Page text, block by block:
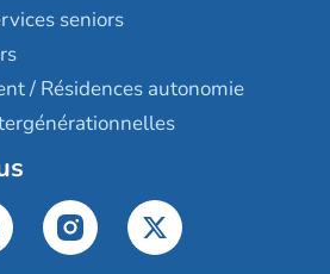
seniors
/ Résidences autonomie